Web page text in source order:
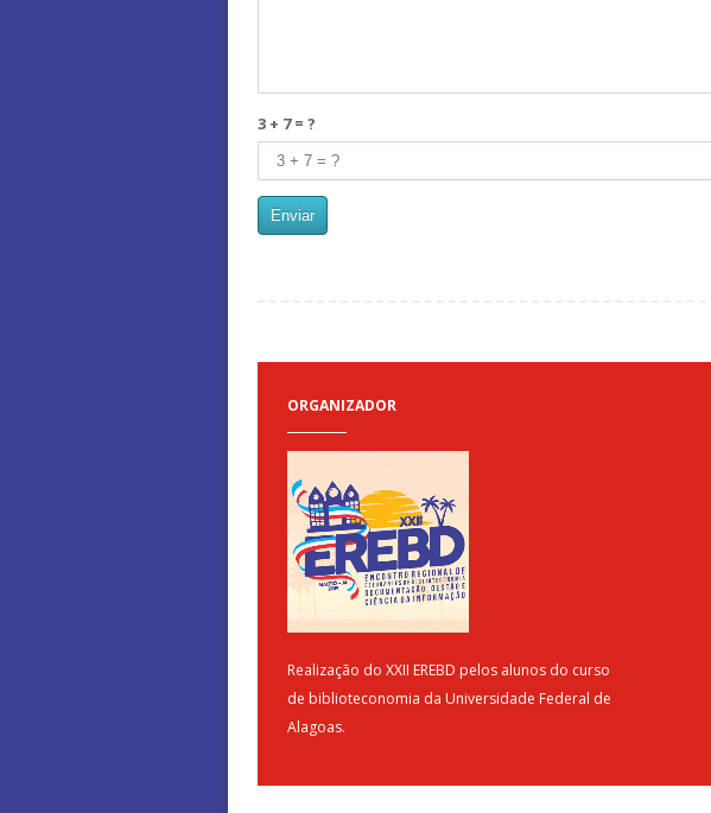
3 + 7 = ?
ORGANIZADOR
Realização do XXII EREBD pelos alunos do curso
de biblioteconomia da Universidade Federal de
Alagoas.